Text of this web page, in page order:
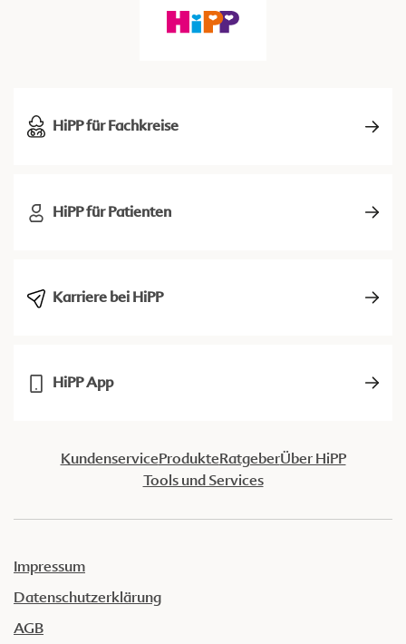
HiPP für Fachkreise
HiPP für Patienten
Karriere bei HiPP
HiPP App
KundenserviceProdukteRatgeberÜber HiPP
Tools und Services
Impressum
Datenschutzerklärung
AGB